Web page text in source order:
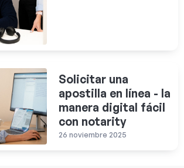
Solicitar una
apostilla en línea - la
manera digital fácil
con notarity
26 noviembre 2025